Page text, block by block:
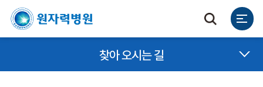
찾아 오시는 길